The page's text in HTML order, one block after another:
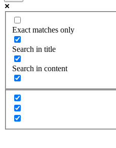
Exact matches only
Search in title
Search in content